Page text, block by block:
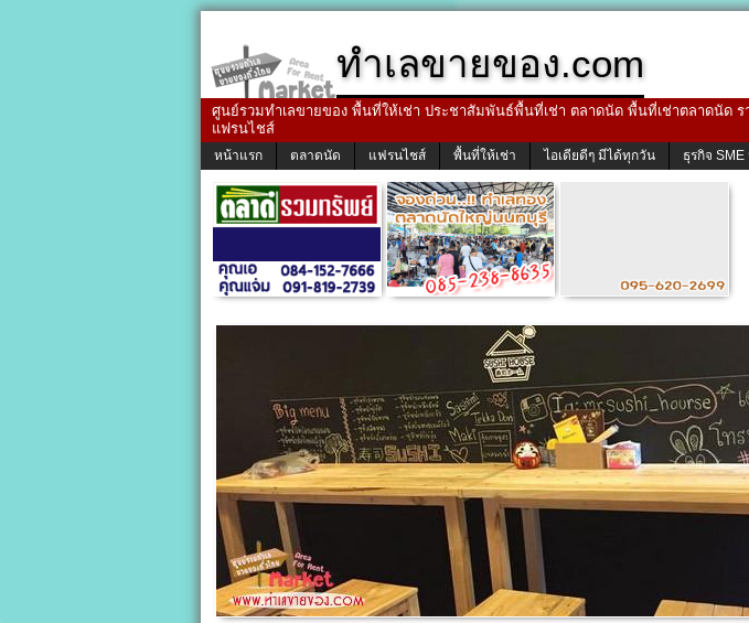
ทำเลขายของ.com
ศูนย์รวมทำเลขายของ พื้นที่ให้เช่า ประชาสัมพันธ์พื้นที่เช่า ตลาดนัด พื้นที่เช่าตลาดนัด
แฟรนไชส์
หน้าแรก ตลาดนัด แฟรนไชส์ พื้นที่ให้เช่า ไอเดียดีๆ มีได้ทุกวัน ธุรกิจ